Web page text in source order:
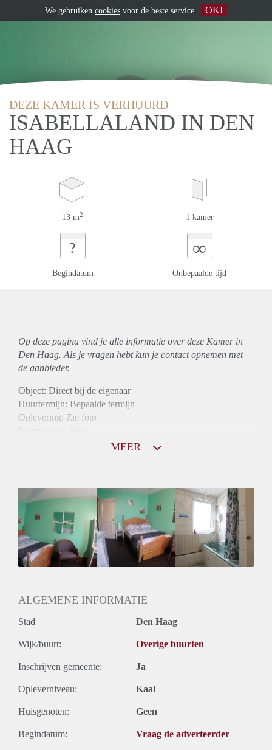
DEZE KAMER IS VERHUURD
ISABELLALAND IN DEN
HAAG
13 m2 1 kamer
?
Begindatum
∞
Onbepaalde tijd
Op deze pagina vind je alle informatie over deze Kamer in
Den Haag. Als je vragen hebt kun je contact opnemen met
de aanbieder.
Object: Direct bij de eigenaar
Huurtermijn: Bepaalde termijn
Oplevering: Zie foto
Gedeelde Douche: Ja
Gedeelde woonkamer: Ja
Huisgenoten: Ja
Geslacht huisgenoten: Gemengd
MEER
ALGEMENE INFORMATIE
Stad Den Haag
Wijk/buurt: Overige buurten
Inschrijven gemeente: Ja
Opleverniveau: Kaal
Huisgenoten: Geen
Begindatum: Vraag de adverteerder
We gebruiken cookies voor de beste service OK!